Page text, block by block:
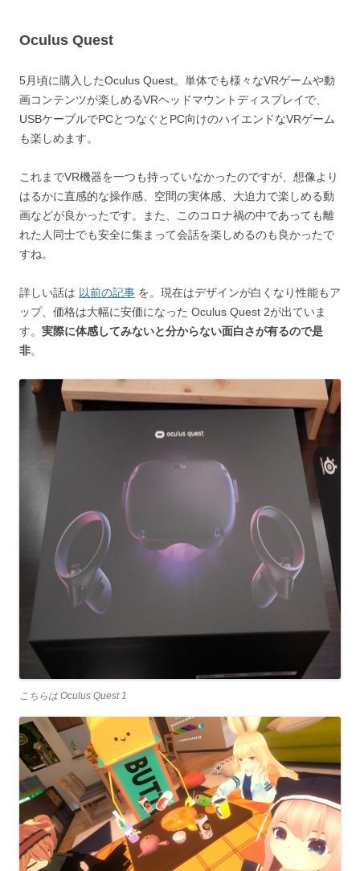
Oculus Quest
5月頃に購入したOculus Quest。単体でも様々なVRゲームや動
画コンテンツが楽しめるVRヘッドマウントディスプレイで、
USBケーブルでPCとつなぐとPC向けのハイエンドなVRゲーム
も楽しめます。
これまでVR機器を一つも持っていなかったのですが、想像より
はるかに直感的な操作感、空間の実体感、大迫力で楽しめる動
画などが良かったです。また、このコロナ禍の中であっても離
れた人同士でも安全に集まって会話を楽しめるのも良かったで
すね。
詳しい話は 以前の記事 を。現在はデザインが白くなり性能もア
ップ、価格は大幅に安価になった Oculus Quest 2が出ていま
す。 実際に体感してみないと分からない面白さが有るので是
非。
こちらは Oculus Quest 1